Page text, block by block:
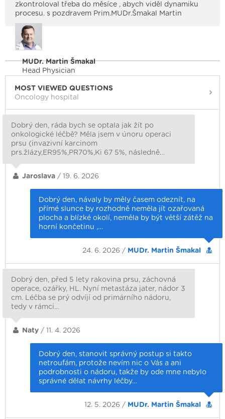
zkontroloval třeba do měsíce , abych viděl dynamiku
procesu. s pozdravem Prim.MUDr.Šmakal Martin
MUDr. Martin Šmakal
Head Physician
MOST VIEWED QUESTIONS
Oncology hospital
Dobrý den, ráda bych se optala jak žít po
onkologické léčbě? Měla jsem v únoru operaci
prsu (invazivní karcinom
prs.žlázy,ER95%,PR70%,Ki 67 5%, následně…
Jaroslava / 19. 6. 2026
Dobrý den, návaly by měly časem odeznít, na
přímé slunce by rozhodně neměla jít ozařovaná
plocha a blízké okolí, neměla by být větší zátěž na
horní končetinu ,…
24. 6. 2026 / MUDr. Martin Šmakal
Dobrý den, před 5 lety rakovina prsu, záchovná
operace, ozářky, HL. Nyní metastáza jater, nádor 3
cm. Léčba se prý odvíjí od primárního nádoru,
tedy v rámci…
Naty / 11. 4. 2026
Dobrý den, stanovit správný postup si takto
netroufám, protože nevím nic o Vás a ani
podrobnosti o nádoru, takže by ode mne nebylo
správné dělat návrhy léčby…
12. 5. 2026 / MUDr. Martin Šmakal